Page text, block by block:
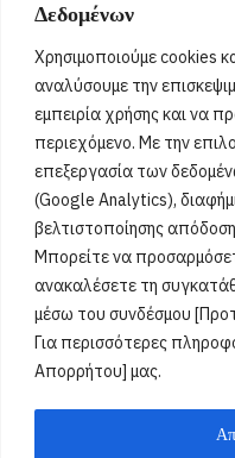
Δεδομένων
Χρησιμοποιούμε cookies
αναλύσουμε την
εμπειρία χρήσης και να
περιεχόμενο. Με την
επεξεργασία των
(Google Analytics),
βελτιστοποίησης
Μπορείτε να
ανακαλέσετε τη
μέσω του συνδέσμου
Για περισσότερες
Απορρήτου] μας.
Αστέριος, Αστέρης,
Αστρινή, Αστερινή,
Νικάνορας[...]
Όροι Χρήσης
Πολιτική Ορθής Χρήσης
Email :